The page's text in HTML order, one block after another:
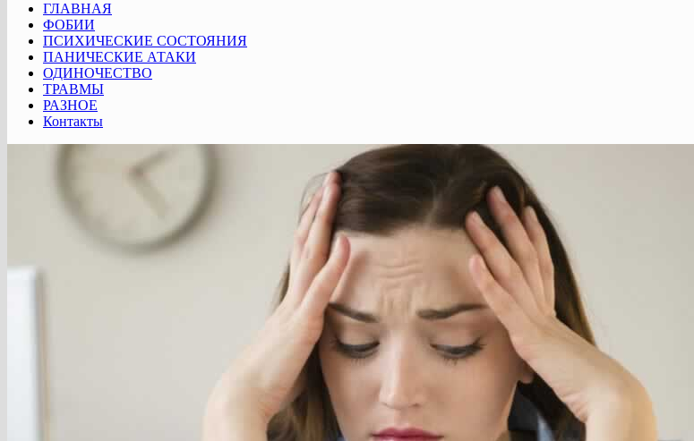
ГЛАВНАЯ
ФОБИИ
ПСИХИЧЕСКИЕ СОСТОЯНИЯ
ПАНИЧЕСКИЕ АТАКИ
ОДИНОЧЕСТВО
ТРАВМЫ
РАЗНОЕ
Контакты